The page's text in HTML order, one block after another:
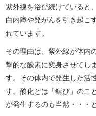
紫外線を浴び続けていると
白内障や発がんを引き起こ
れています。
その理由は、紫外線が体内
撃的な酸素に変身させてし
す。その体内で発生した活
す。酸化とは「錆び」のこ
が発生するのも当然・・・